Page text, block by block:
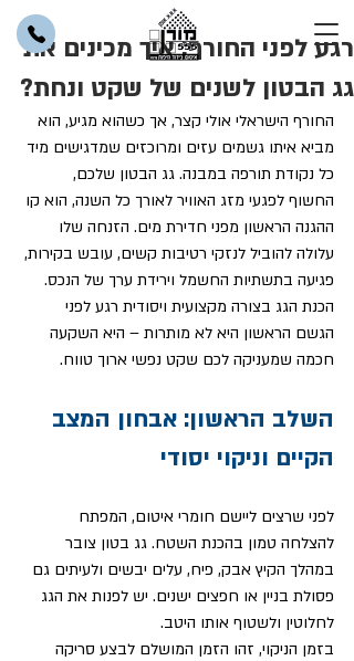
רגע לפני החורף: איך מכינים את
גג הבטון לשנים של שקט ונחת?
החורף הישראלי אולי קצר, אך כשהוא מגיע, הוא
מביא איתו גשמים עזים ומרוכזים שמדגישים מיד
כל נקודת תורפה במבנה. גג הבטון שלכם,
החשוף לפגעי מזג האוויר לאורך כל השנה, הוא קו
ההגנה הראשון מפני חדירת מים. הזנחה שלו
עלולה להוביל לנזקי רטיבות קשים, עובש בקירות,
פגיעה בתשתיות החשמל וירידת ערך של הנכס.
הכנת הגג בצורה מקצועית ויסודית רגע לפני
הגשם הראשון היא לא מותרות – היא השקעה
חכמה שמעניקה לכם שקט נפשי ארוך טווח.
השלב הראשון: אבחון המצב
הקיים וניקוי יסודי
לפני שרצים ליישם חומרי איטום, המפתח
להצלחה טמון בהכנת השטח. גג בטון צובר
במהלך הקיץ אבק, פיח, עלים יבשים ולעיתים גם
פסולת בניין או חפצים ישנים. יש לפנות את הגג
לחלוטין ולשטוף אותו היטב.
בזמן הניקוי, זהו הזמן המושלם לבצע סריקה